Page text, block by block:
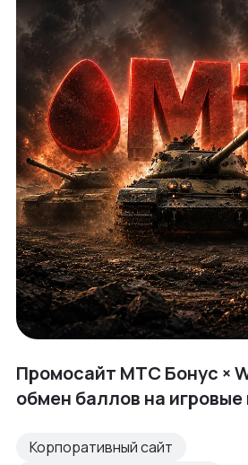
Промосайт МТС Бонус ×
обмен баллов на игровые
Корпоративный сайт